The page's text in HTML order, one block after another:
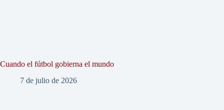
Cuando el fútbol gobierna el mundo
7 de julio de 2026